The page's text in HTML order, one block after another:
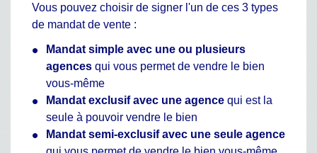
Vous pouvez choisir de signer l'un de ces 3 types
de mandat de vente :
Mandat simple avec une ou plusieurs
agences qui vous permet de vendre le bien
vous-même
Mandat exclusif avec une agence qui est la
seule à pouvoir vendre le bien
Mandat semi-exclusif avec une seule agence